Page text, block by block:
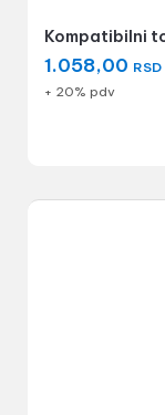
Kompatibilni
1.058,00 RSD
+ 20% pdv